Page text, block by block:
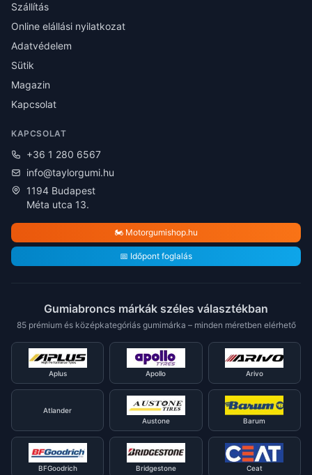
Szállítás
Online elállási nyilatkozat
Adatvédelem
Sütik
Magazin
Kapcsolat
KAPCSOLAT
+36 1 280 6567
info@taylorgumi.hu
1194 Budapest
Méta utca 13.
🏍️ Motorgumishop.hu
📅 Időpont foglalás
Gumiabroncs márkák széles választékban
85 prémium és középkategóriás gumimárka – minden méretben elérhető
Aplus Apollo Arivo
Atlander
Austone
Barum
BFGoodrich Bridgestone Ceat